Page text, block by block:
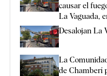
causar el
La Vaguada,
Desalojan La
La
de Chamberí